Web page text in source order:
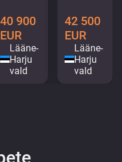
40 900
EUR
Lääne-
Harju
vald
42 500
EUR
Lääne-
Harju
vald